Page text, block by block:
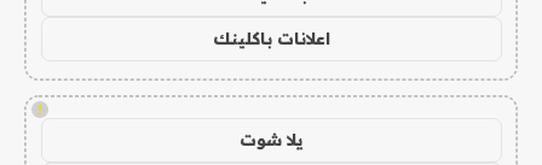
اعلانات باكلينك
!
يلا شوت